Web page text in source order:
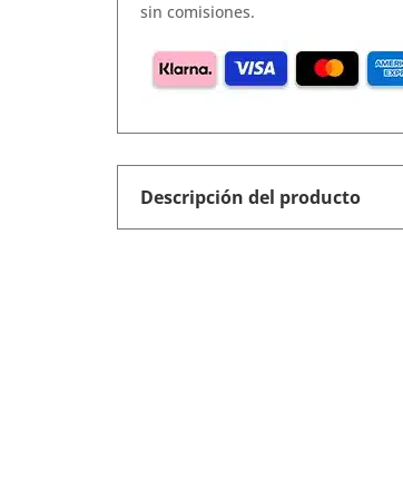
sin comisiones.
Descripción del producto